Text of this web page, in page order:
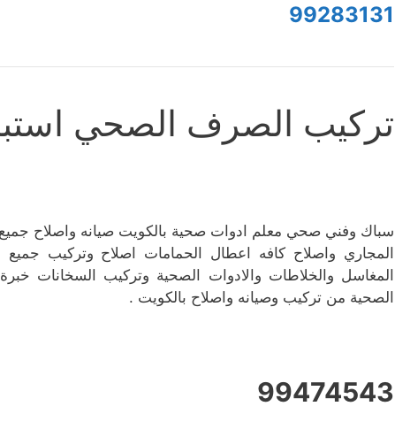
99283131
تركيب الصرف الصحي
سباك وفني صحي معلم ادوات صحية بالكويت صيانه واصلاح
المجاري واصلاح كافه اعطال الحمامات اصلاح وتركيب جميع
المغاسل والخلاطات والادوات الصحية وتركيب السخانات
الصحية من تركيب وصيانه واصلاح بالكويت .
99474543